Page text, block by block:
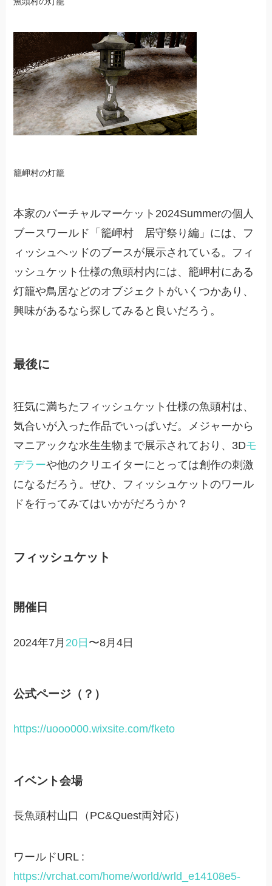
籠岬村の灯籠
本家のバーチャルマーケット2024Summerの個人
ブースワールド「籠岬村 居守祭り編」には、フ
ィッシュヘッドのブースが展示されている。フィ
ッシュケット仕様の魚頭村内には、籠岬村にある
灯籠や鳥居などのオブジェクトがいくつかあり、
興味があるなら探してみると良いだろう。
最後に
狂気に満ちたフィッシュケット仕様の魚頭村は、
気合いが入った作品でいっぱいだ。メジャーから
マニアックな水生生物まで展示されており、3Dモ
デラーや他のクリエイターにとっては創作の刺激
になるだろう。ぜひ、フィッシュケットのワール
ドを行ってみてはいかがだろうか？
フィッシュケット
開催日
2024年7月 20日 〜8月4日
公式ページ（？）
https://uooo000.wixsite.com/fketo
イベント会場
長魚頭村山口（PC&Quest両対応）
ワールドURL :
https://vrchat.com/home/world/wrld_e14108e5-